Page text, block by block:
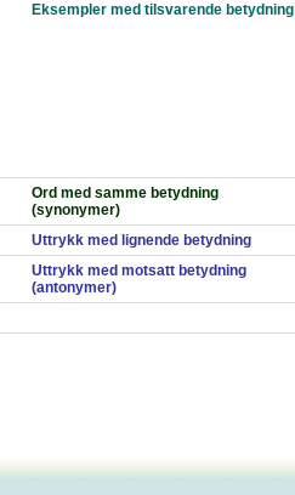
Eksempler med tilsvarende betydning
Ord med samme betydning
(synonymer)
Uttrykk med lignende betydning
Uttrykk med motsatt betydning
(antonymer)